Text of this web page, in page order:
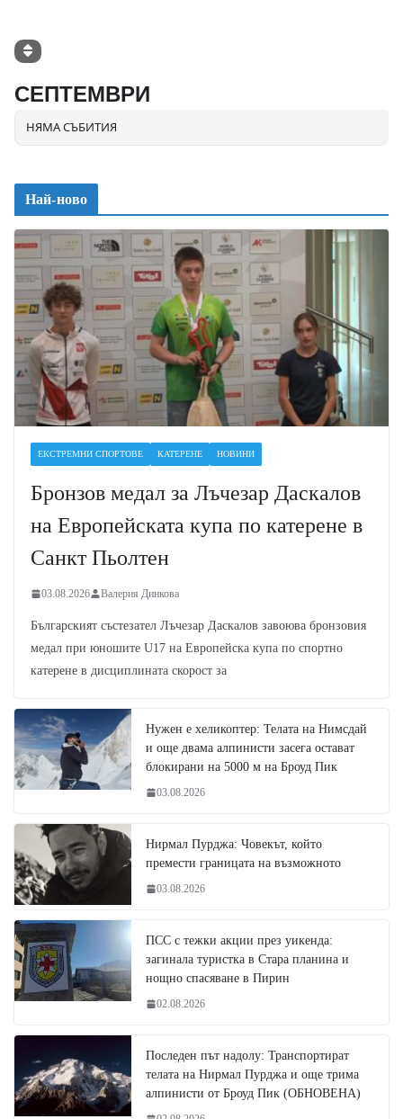
СЕПТЕМВРИ
НЯМА СЪБИТИЯ
Най-ново
ЕКСТРЕМНИ СПОРТОВЕ КАТЕРЕНЕ НОВИНИ
Бронзов медал за Лъчезар Даскалов
на Европейската купа по катерене в
Санкт Пьолтен
03.08.2026 Валерия Динкова
Българският състезател Лъчезар Даскалов завоюва бронзовия
медал при юношите U17 на Европейска купа по спортно
катерене в дисциплината скорост за
Нужен е хеликоптер: Телата на Нимсдай
и още двама алпинисти засега остават
блокирани на 5000 м на Броуд Пик
03.08.2026
Нирмал Пурджа: Човекът, който
премести границата на възможното
03.08.2026
ПСС с тежки акции през уикенда:
загинала туристка в Стара планина и
нощно спасяване в Пирин
02.08.2026
Последен път надолу: Транспортират
телата на Нирмал Пурджа и още трима
алпинисти от Броуд Пик (ОБНОВЕНА)